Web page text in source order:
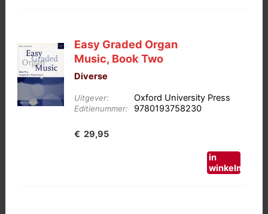
Easy Graded Organ
Music, Book Two
Diverse
Uitgever: Oxford University Press
Editienummer: 9780193758230
€ 29,95
in
winkelmand